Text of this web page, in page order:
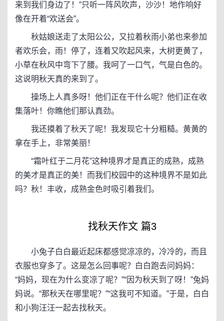
来到我们身边了！”只听一阵风吹声，沙沙！地作响好
像在开着“欢送会”。
秋姑娘送走了太阳公公，又拉着秋雨小弟也来参加
者欢乐会，雨！停了，连着又吹起风来，大树更黄了，
小草在秋风中弯下了腰。我呵了一口气，气是白色的。
这说明秋天真的来到了。
操场上人真多呀！他们正在干什么呢？他们正在收
集落叶！你瞧他们那认真劲。
我还摸着了秋天了呢！我发现它十分粗糙。黄黄的
拿在手上，非常美丽！
“霜叶红于二月花”这种境界才是真正的成熟，成熟
的美才是真正的美！而我们校园中的这种境界不是如此
吗？秋！丰收，成熟金色时吸引着我们。
找秋天作文 篇3
小兔子白白最近起床都感觉凉凉的，冷冷的，而且
衣服也穿多了。这是怎么回事呢？白白跑去问妈妈：
“妈妈，现在为什么变凉了呢？”“因为秋天到了呀！”兔妈
妈说。“那秋天在哪里呢？”“这我可不知道。”于是，白白
和小狗汪汪一起去找秋天。